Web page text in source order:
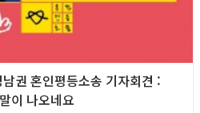
권 혼인평등소송 기자회견​ :
이 나오네요